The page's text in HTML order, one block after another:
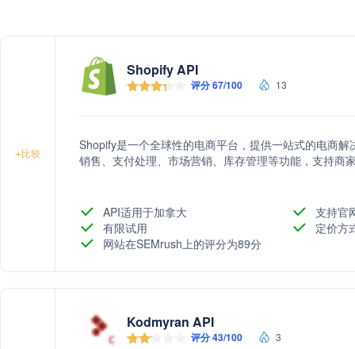
+比较
Shopify API
评分 67/100 13
Shopify是一个全球性的电商平台，提供一站式的电商
销售、支付处理、市场营销、库存管理等功能，支持商
API适用于加拿大
支持官
有限试用
定价方
网站在SEMrush上的评分为89分
Kodmyran API
评分 43/100 3